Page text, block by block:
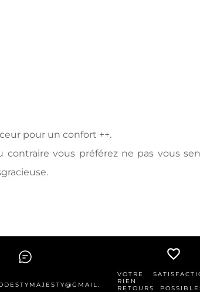
favorite_border
VOTRE
RIEN
RETOURS
pour un confort ++.
contraire vous préférez ne pas vous